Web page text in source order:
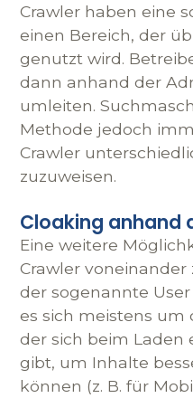
Crawler haben eine
einen Bereich, der
genutzt wird.
dann anhand der
umleiten.
Methode jedoch
Crawler
zuzuweisen.
Cloaking anhand
Eine weitere
Crawler
der sogenannte
es sich meistens um
der sich beim Laden
gibt, um Inhalte
können (z. B. für